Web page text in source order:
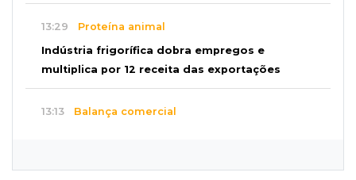
13:29 Proteína animal
Indústria frigorífica dobra empregos e
multiplica por 12 receita das exportações
13:13 Balança comercial